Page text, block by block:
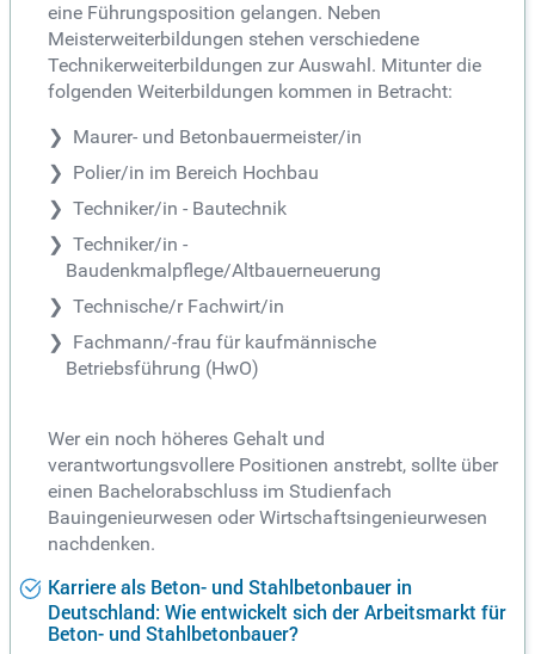
eine Führungsposition gelangen. Neben
Meisterweiterbildungen stehen verschiedene
Technikerweiterbildungen zur Auswahl. Mitunter die
folgenden Weiterbildungen kommen in Betracht:
Maurer- und Betonbauermeister/in
Polier/in im Bereich Hochbau
Techniker/in - Bautechnik
Techniker/in -
Baudenkmalpflege/Altbauerneuerung
Technische/r Fachwirt/in
Fachmann/-frau für kaufmännische
Betriebsführung (HwO)
Wer ein noch höheres Gehalt und
verantwortungsvollere Positionen anstrebt, sollte über
einen Bachelorabschluss im Studienfach
Bauingenieurwesen oder Wirtschaftsingenieurwesen
nachdenken.
Karriere als Beton- und Stahlbetonbauer in
Deutschland: Wie entwickelt sich der Arbeitsmarkt für
Beton- und Stahlbetonbauer?